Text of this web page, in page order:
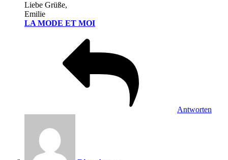
Liebe Grüße,
Emilie
LA MODE ET MOI
Antworten